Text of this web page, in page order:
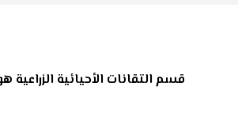
قسم التقانات الأحيائية